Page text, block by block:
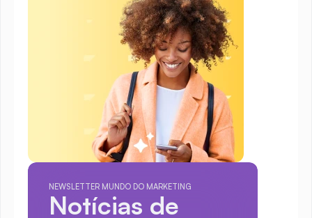
NEWSLETTER MUNDO DO MARKETING
Notícias de